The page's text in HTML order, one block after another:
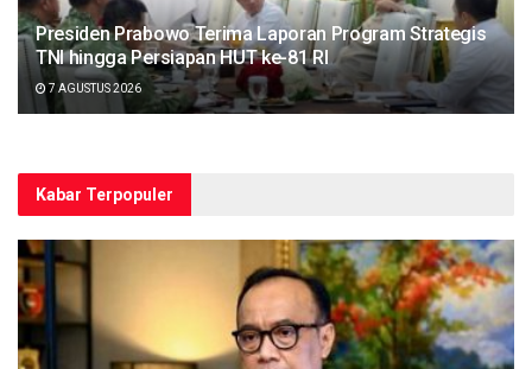
Presiden Prabowo Terima Laporan Program Strategis
TNI hingga Persiapan HUT ke-81 RI
7 AGUSTUS 2026
Kabar Terpopuler